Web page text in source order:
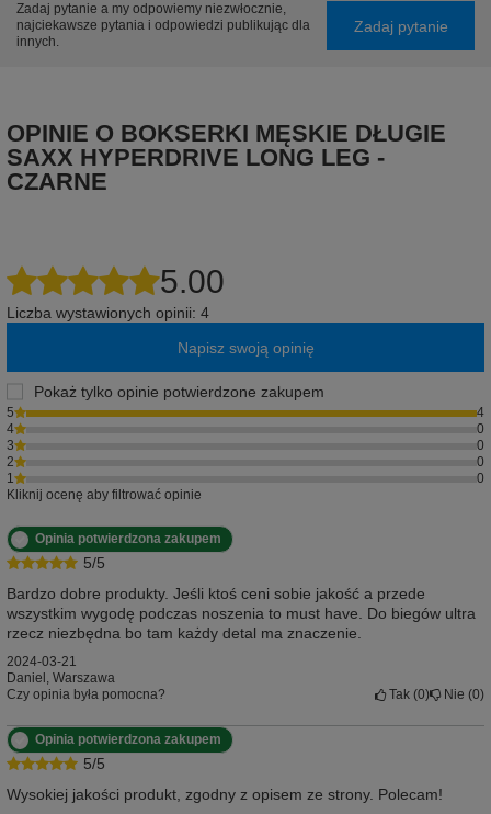
Zadaj pytanie a my odpowiemy niezwłocznie,
najciekawsze pytania i odpowiedzi publikując dla
innych.
Zadaj pytanie
OPINIE O BOKSERKI MĘSKIE DŁUGIE
SAXX HYPERDRIVE LONG LEG -
CZARNE
5.00
Liczba wystawionych opinii: 4
Napisz swoją opinię
Pokaż tylko opinie potwierdzone zakupem
5
4
4
0
3
0
2
0
1
0
Kliknij ocenę aby filtrować opinie
5/5
Opinia potwierdzona zakupem
Bardzo dobre produkty. Jeśli ktoś ceni sobie jakość a przede
wszystkim wygodę podczas noszenia to must have. Do biegów ultra
rzecz niezbędna bo tam każdy detal ma znaczenie.
2024-03-21
Daniel, Warszawa
Czy opinia była pomocna?
Tak 0 Nie 0
5/5
Opinia potwierdzona zakupem
Wysokiej jakości produkt, zgodny z opisem ze strony. Polecam!